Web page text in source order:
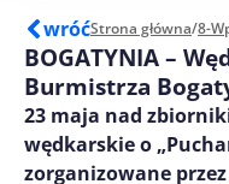
wróćStrona główna/8-
BOGATYNIA –
Burmistrza
23 maja nad
wędkarskie o
zorganizowane przez